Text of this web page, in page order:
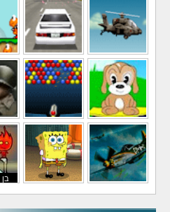
משחקי מסוקים משחקי מכוניות
משחקי לילדים משחקי באבלס